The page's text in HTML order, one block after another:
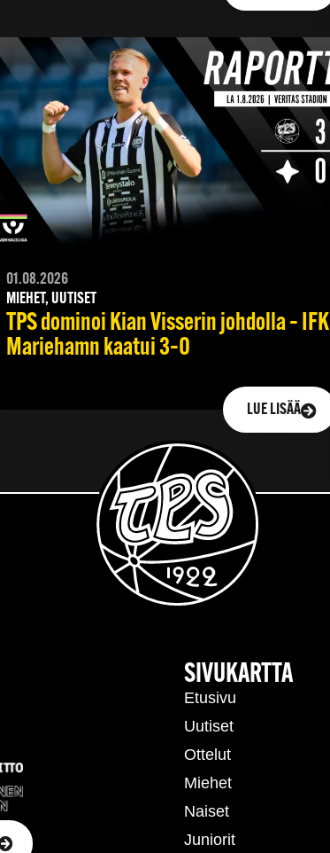
01.08.2026
MIEHET, UUTISET
TPS dominoi Kian Visserin johdolla – IFK
Mariehamn kaatui 3–0
LUE LISÄÄ
SIVUKARTTA
Etusivu
Uutiset
Ottelut
Miehet
Naiset
Juniorit